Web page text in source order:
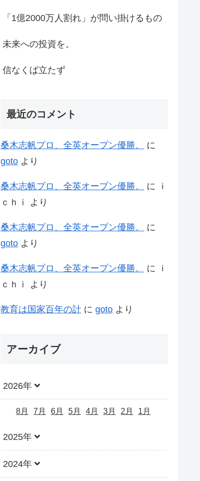
「1億2000万人割れ」が問い掛けるもの
未来への投資を。
信なくば立たず
最近のコメント
桑木志帆プロ、全英オープン優勝。
に
goto より
桑木志帆プロ、全英オープン優勝。 に
ｉ
ｃｈｉ
より
桑木志帆プロ、全英オープン優勝。
に
goto より
桑木志帆プロ、全英オープン優勝。 に
ｉ
ｃｈｉ
より
教育は国家百年の計 に goto より
アーカイブ
2026年
8月 7月 6月 5月 4月 3月 2月 1月
2025年
2024年